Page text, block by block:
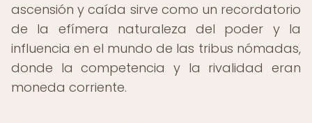
ascensión y caída sirve como un recordatorio
de la efímera naturaleza del poder y la
influencia en el mundo de las tribus nómadas,
donde la competencia y la rivalidad eran
moneda corriente.